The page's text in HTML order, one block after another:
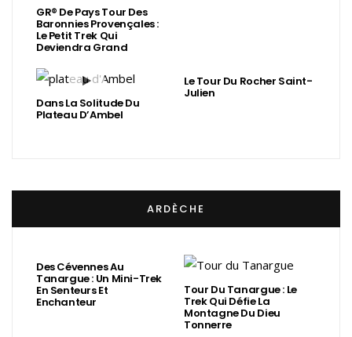
GR® De Pays Tour Des
Baronnies Provençales :
Le Petit Trek Qui
Deviendra Grand
Dans La Solitude Du
Plateau D’Ambel
Le Tour Du Rocher Saint-
Julien
ARDÈCHE
Des Cévennes Au
Tanargue : Un Mini-Trek
En Senteurs Et
Enchanteur
Tour Du Tanargue : Le
Trek Qui Défie La
Montagne Du Dieu
Tonnerre